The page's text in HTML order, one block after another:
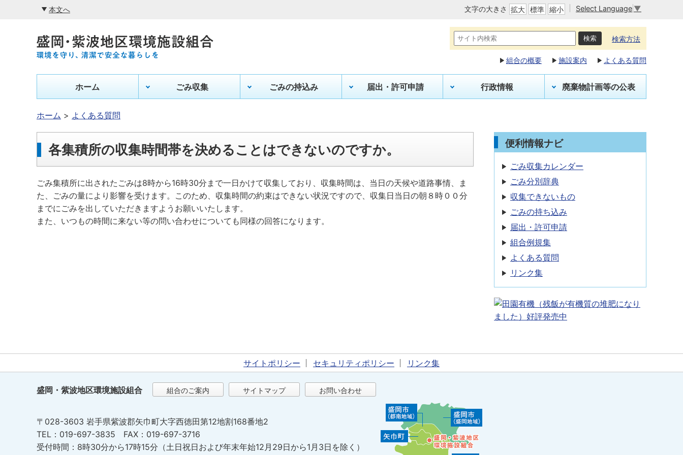
本文へ 文字の大きさ 拡大 標準 縮小 Select Language ▼
検索方法
組合の概要 施設案内 よくある質問
ホーム ごみ収集 ごみの持込み 届出・許可申請 行政情報 廃棄物計画等の公表
ホーム よくある質問
各集積所の収集時間帯を決めることはできないのですか。
ごみ集積所に出されたごみは8時から16時30分まで一日かけて収集しており、収集時間は、当日の天候や道路事情、ま
た、ごみの量により影響を受けます。このため、収集時間の約束はできない状況ですので、収集日当日の朝８時００分
までにごみを出していただきますようお願いいたします。
また、いつもの時間に来ない等の問い合わせについても同様の回答になります。
便利情報ナビ
ごみ収集カレンダー
ごみ分別辞典
収集できないもの
ごみの持ち込み
届出・許可申請
組合例規集
よくある質問
リンク集
サイトポリシー セキュリティポリシー リンク集
盛岡・紫波地区環境施設組合 組合のご案内 サイトマップ お問い合わせ
〒028-3603 岩手県紫波郡矢巾町大字西徳田第12地割168番地2
TEL：019-697-3835 FAX：019-697-3716
受付時間：8時30分から17時15分（土日祝日および年末年始12月29日から1月3日を除く）